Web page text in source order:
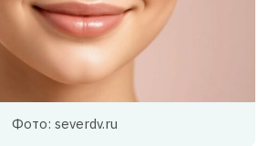
Фото: severdv.ru